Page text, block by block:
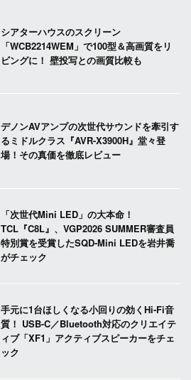
シアターハウスのスクリーン
「WCB2214WEM」で100型＆高画質をリ
ビングに！ 壁投写との画質比較も
デノンAVアンプの次世代サウンドを牽引す
るミドルクラス『AVR-X3900H』堂々登
場！その真価を徹底レビュー
「次世代Mini LED」の大本命！
TCL『C8L』、VGP2026 SUMMER審査員
特別賞を受賞したSQD-Mini LEDを岩井喬
がチェック
手元に1台ほしくなる小回りの効くHi-Fi音
質！ USB-C／Bluetooth対応のクリエイテ
ィブ「XF1」アクティブスピーカーをチェ
ック